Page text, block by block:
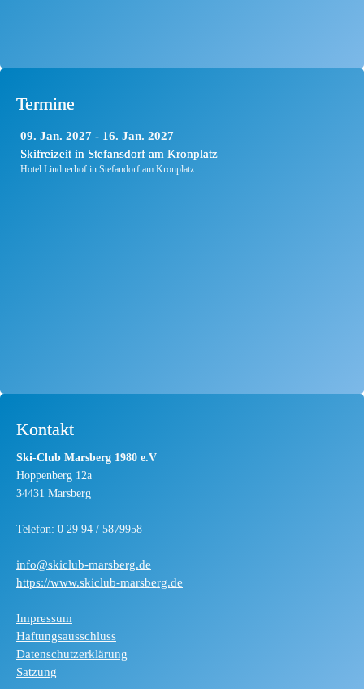
Termine
09 Jan. 2027 16 Jan. 2027
Skifreizeit in Stefansdorf am Kronplatz
Hotel Lindnerhof in Stefandorf am Kronplatz
Kontakt
Ski-Club Marsberg 1980 e.V
Hoppenberg 12a
34431 Marsberg
Telefon: 0 29 94 / 5879958
info@skiclub-marsberg.de
https://www.skiclub-marsberg.de
Impressum
Haftungsausschluss
Datenschutzerklärung
Satzung